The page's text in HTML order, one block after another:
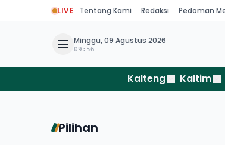
LIVE Tentang Kami Redaksi Pedoman
Minggu, 09 Agustus 2026
09:56
Kalteng Kaltim
Pilihan